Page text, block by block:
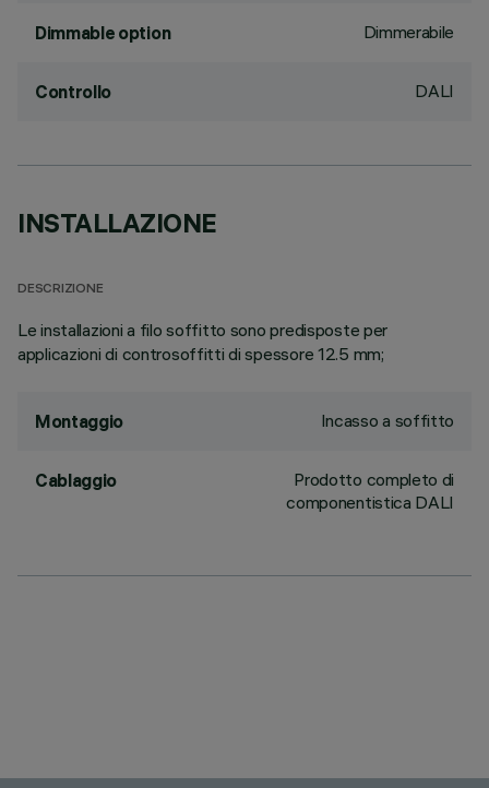
Dimmable option Dimmerabile
Controllo DALI
INSTALLAZIONE
DESCRIZIONE
Le installazioni a filo soffitto sono predisposte per
applicazioni di controsoffitti di spessore 12.5 mm;
Montaggio Incasso a soffitto
Cablaggio
Prodotto completo di
componentistica DALI